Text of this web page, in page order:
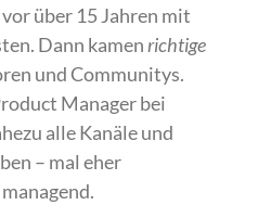
über 15 Jahren mit
Dann kamenrichtige
und Communitys.
Manager bei
alle Kanäle und
– mal eher